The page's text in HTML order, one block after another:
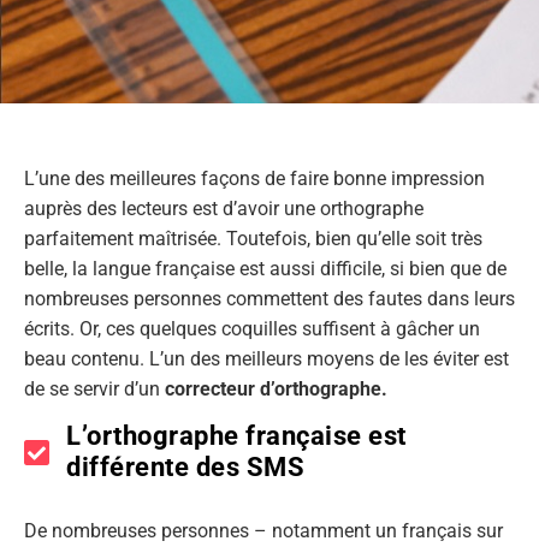
L’une des meilleures façons de faire bonne impression
auprès des lecteurs est d’avoir une orthographe
parfaitement maîtrisée. Toutefois, bien qu’elle soit très
belle, la langue française est aussi difficile, si bien que de
nombreuses personnes commettent des fautes dans leurs
écrits. Or, ces quelques coquilles suffisent à gâcher un
beau contenu. L’un des meilleurs moyens de les éviter est
de se servir d’un correcteur d’orthographe.
L’orthographe française est
différente des SMS
De nombreuses personnes – notamment un français sur